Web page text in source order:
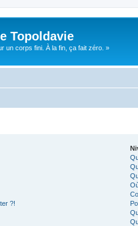
Topoldavie
un corps fini. À la fin, ça fait zéro. »
?!